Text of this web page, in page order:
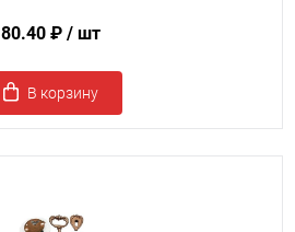
80.40 ₽ / шт
В корзину